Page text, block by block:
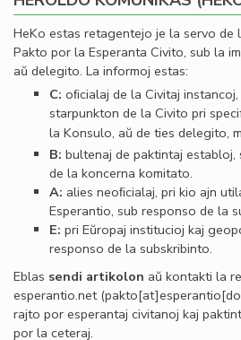
HeKo estas retagentejo je la servo de
Pakto por la Esperanta Civito, sub la
aŭ delegito. La informoj estas:
C: oﬁcialaj de la Civitaj
starpunkton de la Civito pri
la Konsulo, aŭ de ties delegito,
B: bultenaj de paktintaj establoj,
de la koncerna komitato.
A: alies neoﬁcialaj, pri kio ajn
Esperantio, sub responso de la
E: pri Eŭropaj institucioj kaj
responso de la subskribinto.
Eblas sendi artikolon aŭ kontakti la
esperantio.net
rajto por esperantaj civitanoj kaj
por la ceteraj.